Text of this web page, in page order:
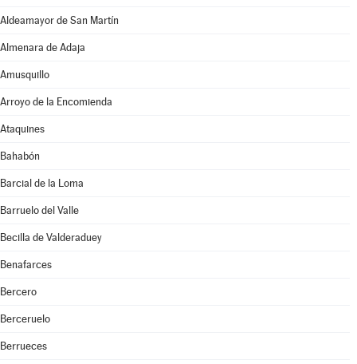
Aldeamayor de San Martín
Almenara de Adaja
Amusquillo
Arroyo de la Encomienda
Ataquines
Bahabón
Barcial de la Loma
Barruelo del Valle
Becilla de Valderaduey
Benafarces
Bercero
Berceruelo
Berrueces